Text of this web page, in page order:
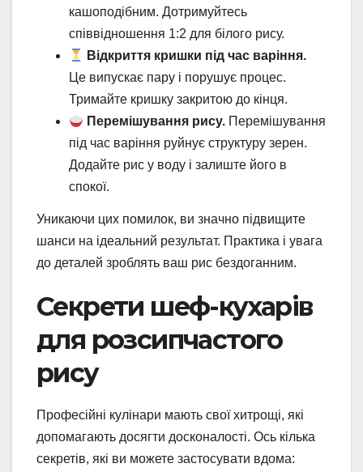
кашоподібним. Дотримуйтесь
співвідношення 1:2 для білого рису.
Відкриття кришки під час варіння.
Це випускає пару і порушує процес.
Тримайте кришку закритою до кінця.
Перемішування рису. Перемішування
під час варіння руйнує структуру зерен.
Додайте рис у воду і залиште його в
спокої.
Уникаючи цих помилок, ви значно підвищите
шанси на ідеальний результат. Практика і увага
до деталей зроблять ваш рис бездоганним.
Секрети шеф-кухарів
для розсипчастого
рису
Професійні кулінари мають свої хитрощі, які
допомагають досягти досконалості. Ось кілька
секретів, які ви можете застосувати вдома: